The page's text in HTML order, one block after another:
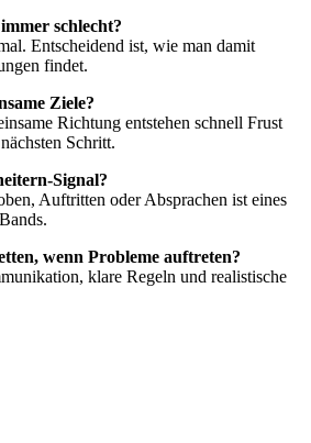
schlecht?
Entscheidend ist, wie man damit
findet.
Ziele?
Richtung entstehen schnell Frust
Schritt.
Signal?
Auftritten oder Absprachen ist eines
wenn Probleme auftreten?
klare Regeln und realistische